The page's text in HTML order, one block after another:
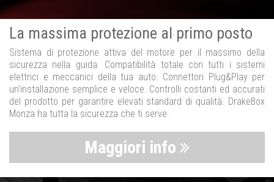
La massima protezione al primo posto
Sistema di protezione attiva del motore per il massimo della
sicurezza nella guida. Compatibilità totale con tutti i sistemi
elettrici e meccanici della tua auto. Connettori Plug&Play per
un’installazione semplice e veloce. Controlli costanti ed accurati
del prodotto per garantire elevati standard di qualità. DrakeBox
Monza ha tutta la sicurezza che ti serve.
Maggiori info